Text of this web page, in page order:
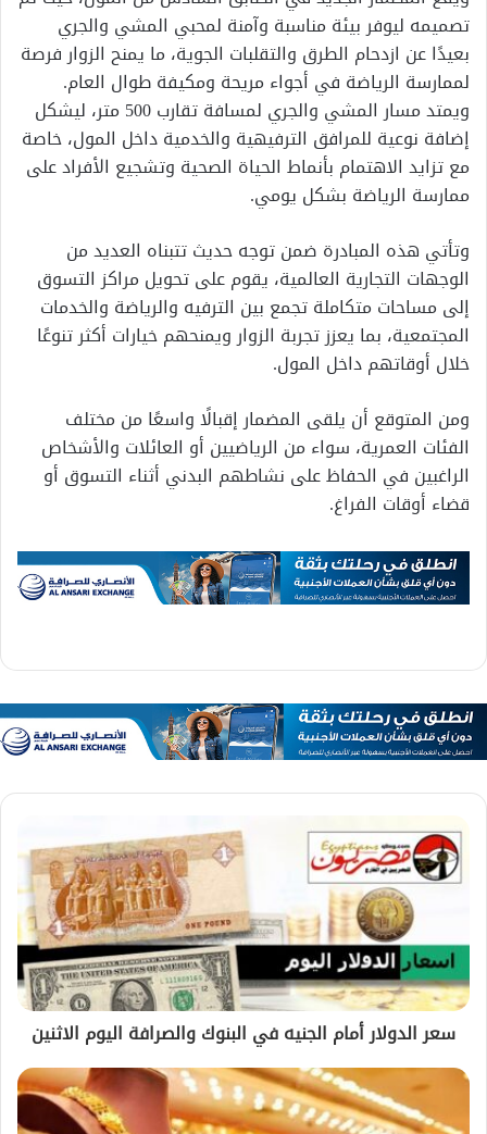
تصميمه ليوفر بيئة مناسبة وآمنة لمحبي المشي والجري
بعيدًا عن ازدحام الطرق والتقلبات الجوية، ما يمنح الزوار فرصة
لممارسة الرياضة في أجواء مريحة ومكيفة طوال العام.
ويمتد مسار المشي والجري لمسافة تقارب 500 متر، ليشكل
إضافة نوعية للمرافق الترفيهية والخدمية داخل المول، خاصة
مع تزايد الاهتمام بأنماط الحياة الصحية وتشجيع الأفراد على
ممارسة الرياضة بشكل يومي.
وتأتي هذه المبادرة ضمن توجه حديث تتبناه العديد من
الوجهات التجارية العالمية، يقوم على تحويل مراكز التسوق
إلى مساحات متكاملة تجمع بين الترفيه والرياضة والخدمات
المجتمعية، بما يعزز تجربة الزوار ويمنحهم خيارات أكثر تنوعًا
خلال أوقاتهم داخل المول.
ومن المتوقع أن يلقى المضمار إقبالًا واسعًا من مختلف
الفئات العمرية، سواء من الرياضيين أو العائلات والأشخاص
الراغبين في الحفاظ على نشاطهم البدني أثناء التسوق أو
قضاء أوقات الفراغ.
سعر الدولار أمام الجنيه في البنوك والصرافة اليوم الاثنين